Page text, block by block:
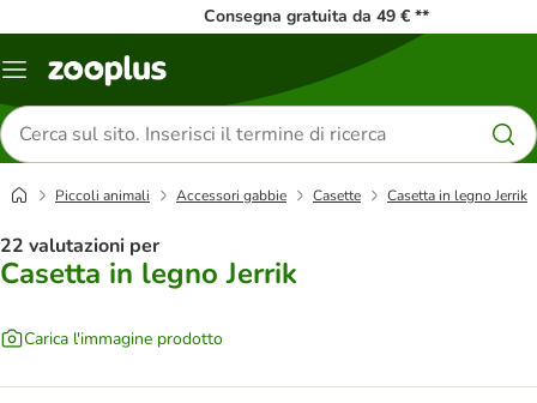
Consegna gratuita da 49 € **
Overview
Cerca
prodotti
Piccoli animali Accessori gabbie Casette Casetta in legno Jerrik
22 valutazioni per
Casetta in legno Jerrik
Carica l'immagine prodotto